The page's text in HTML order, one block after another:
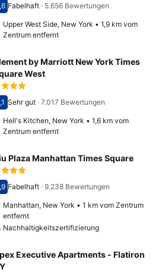
mit 8,6
Fabelhaft· 5.656 Bewertungen
Upper West Side, New York • 1,9 km vom
Zentrum entfernt
by Marriott New York Times
West
mit 8,1
Sehr gut· 7.017 Bewertungen
Hell's Kitchen, New York • 1,6 km vom
Zentrum entfernt
Plaza Manhattan Times Square
mit 8,9
Fabelhaft· 9.238 Bewertungen
Manhattan, New York • 1 km vom Zentrum
entfernt
Nachhaltigkeitszertifizierung
Executive Apartments - Flatiron